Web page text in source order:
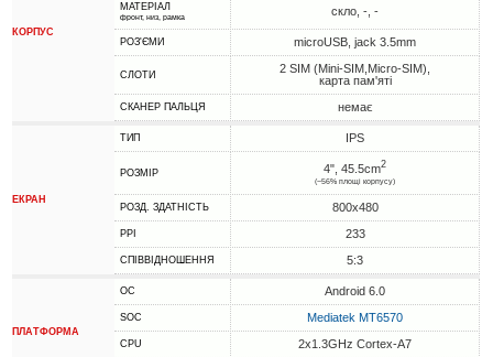
КОРПУС
МАТЕРІАЛ
фронт, низ, рамка скло, -, -
РОЗ'ЄМИ microUSB, jack 3.5mm
СЛОТИ
2 SIM (Mini-SIM,Micro-SIM),
карта пам'яті
СКАНЕР ПАЛЬЦЯ немає
ЕКРАН
ТИП IPS
РОЗМІР 4", 45.5cm2
(~56% площі корпусу)
РОЗД. ЗДАТНІСТЬ 800x480
PPI 233
СПІВВІДНОШЕННЯ 5:3
ПЛАТФОРМА
ОС Android 6.0
SOC Mediatek MT6570
CPU 2x1.3GHz Cortex-A7